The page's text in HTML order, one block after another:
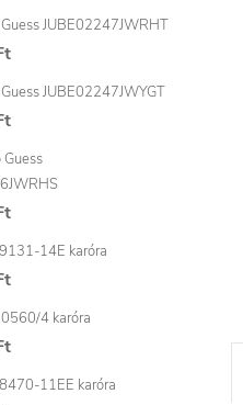
JUBE02247JWRHT
JUBE02247JWYGT
Guess
14E karóra
4 karóra
11EE karóra